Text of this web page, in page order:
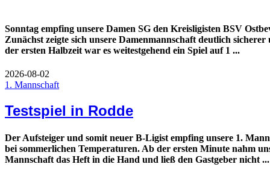
Sonntag empfing unsere Damen SG den Kreisligisten BSV
Zunächst zeigte sich unsere Damenmannschaft deutlich sicherer
der ersten Halbzeit war es weitestgehend ein Spiel auf 1 ...
2026-08-02
1. Mannschaft
Testspiel in Rodde
Der Aufsteiger und somit neuer B-Ligist empfing unsere 1.
bei sommerlichen Temperaturen. Ab der ersten Minute nahm
Mannschaft das Heft in die Hand und ließ den Gastgeber nicht ...